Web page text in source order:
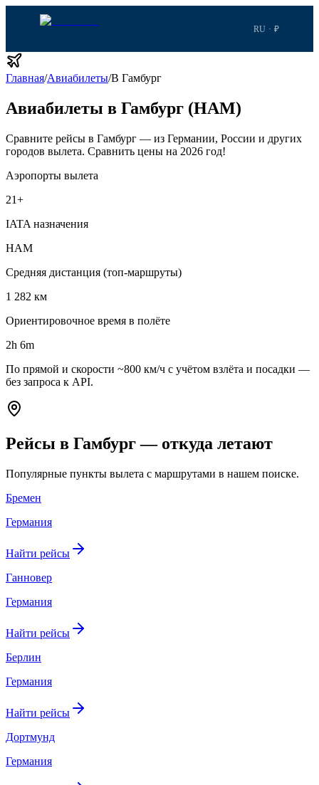
RU · ₽
Главная/Авиабилеты/В Гамбург
Авиабилеты в Гамбург (HAM)
Сравните рейсы в Гамбург — из Германии, России и других
городов вылета. Сравнить цены на 2026 год!
Аэропорты вылета
21+
IATA назначения
HAM
Средняя дистанция (топ-маршруты)
1 282 км
Ориентировочное время в полёте
2h 6m
По прямой и скорости ~800 км/ч с учётом взлёта и посадки —
без запроса к API.
Рейсы в Гамбург — откуда летают
Популярные пункты вылета с маршрутами в нашем поиске.
Бремен
Германия
Найти рейсы
Ганновер
Германия
Найти рейсы
Берлин
Германия
Найти рейсы
Дортмунд
Германия